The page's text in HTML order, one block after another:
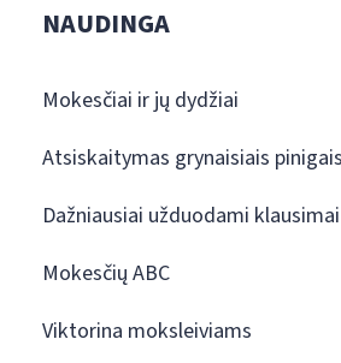
NAUDINGA
Mokesčiai ir jų dydžiai
Atsiskaitymas grynaisiais pinigais
Dažniausiai užduodami klausimai
Mokesčių ABC
Viktorina moksleiviams